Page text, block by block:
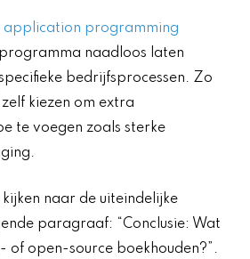
application programming
programma naadloos laten
bedrijfsprocessen. Zo
kiezen om extra
te voegen zoals sterke
naar de uiteindelijke
paragraaf: “Conclusie: Wat
of open-source boekhouden?”.